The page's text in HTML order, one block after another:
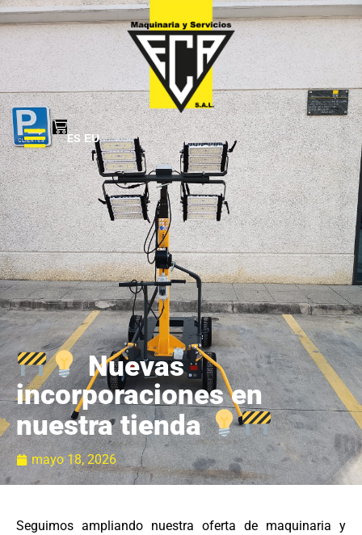
ES EU
Nuevas
incorporaciones en
nuestra tienda
mayo 18, 2026
Seguimos ampliando nuestra oferta de maquinaria y